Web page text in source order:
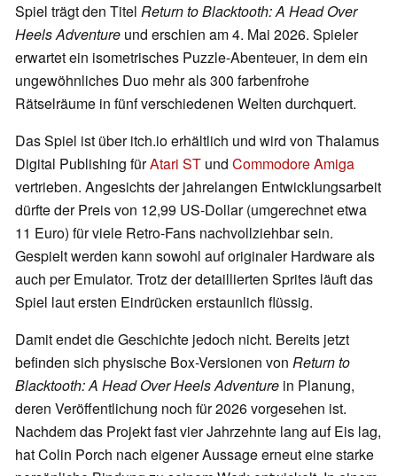
Spiel trägt den Titel Return to Blacktooth: A Head Over
Heels Adventure und erschien am 4. Mai 2026. Spieler
erwartet ein isometrisches Puzzle-Abenteuer, in dem ein
ungewöhnliches Duo mehr als 300 farbenfrohe
Rätselräume in fünf verschiedenen Welten durchquert.
Das Spiel ist über itch.io erhältlich und wird von Thalamus
Digital Publishing fürAtari ST und Commodore Amiga
vertrieben. Angesichts der jahrelangen Entwicklungsarbeit
dürfte der Preis von 12,99 US-Dollar (umgerechnet etwa
11 Euro) für viele Retro-Fans nachvollziehbar sein.
Gespielt werden kann sowohl auf originaler Hardware als
auch per Emulator. Trotz der detaillierten Sprites läuft das
Spiel laut ersten Eindrücken erstaunlich flüssig.
Damit endet die Geschichte jedoch nicht. Bereits jetzt
befinden sich physische Box-Versionen von Return to
Blacktooth: A Head Over Heels Adventure in Planung,
deren Veröffentlichung noch für 2026 vorgesehen ist.
Nachdem das Projekt fast vier Jahrzehnte lang auf Eis lag,
hat Colin Porch nach eigener Aussage erneut eine starke